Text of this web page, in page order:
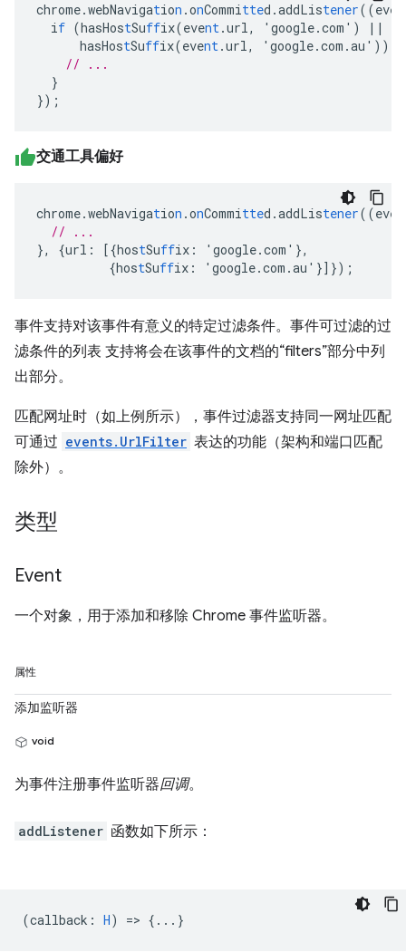
chrome.webNavigation .onCommitted.addListener((eve
if (hasHostSuffix(event.url, 'google.com')
||
hasHostSuffix(event.url, 'google.com.au'))
// ...
}
});
交通工具偏好
chrome.webNavigation .onCommitted.addListener((eve
// ...
},
{url : [{hostSuffix : 'google.com' },
{hostSuffix : 'google.com.au' }]});
事件支持对该事件有意义的特定过滤条件。事件可过滤的过
滤条件的列表 支持将会在该事件的文档的“filters”部分中列
出部分。
匹配网址时（如上例所示），事件过滤器支持同一网址匹配
可通过 events.UrlFilter 表达的功能（架构和端口匹配
除外）。
类型
Event
一个对象，用于添加和移除 Chrome 事件监听器。
属性
添加监听器
void
为事件注册事件监听器回调。
addListener 函数如下所示：
(callback : H) => {...}